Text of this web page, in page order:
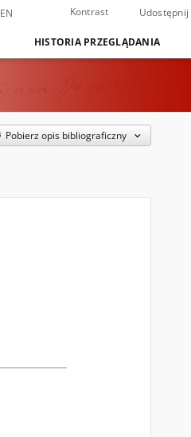
EN Kontrast Udostępnij
HISTORIA PRZEGLĄDANIA
Pobierz opis bibliograficzny